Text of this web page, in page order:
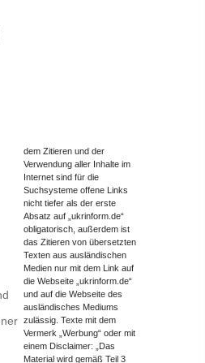
dem Zitieren und der
Verwendung aller Inhalte im
Internet sind für die
Suchsysteme offene Links
nicht tiefer als der erste
Absatz auf „ukrinform.de“
obligatorisch, außerdem ist
das Zitieren von übersetzten
Texten aus ausländischen
Medien nur mit dem Link auf
die Webseite „ukrinform.de“
und auf die Webseite des
ausländisches Mediums
zulässig. Texte mit dem
Vermerk „Werbung“ oder mit
einem Disclaimer: „Das
Material wird gemäß Teil 3